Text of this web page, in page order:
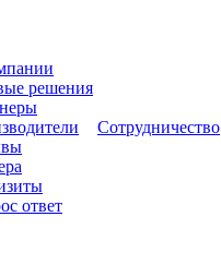
решения
ответ
Сотрудничество